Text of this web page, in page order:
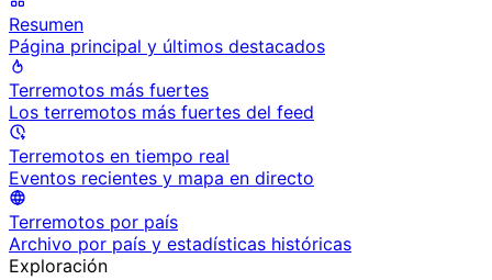
Resumen
Página principal y últimos destacados
Terremotos más fuertes
Los terremotos más fuertes del feed
Terremotos en tiempo real
Eventos recientes y mapa en directo
Terremotos por país
Archivo por país y estadísticas históricas
Exploración